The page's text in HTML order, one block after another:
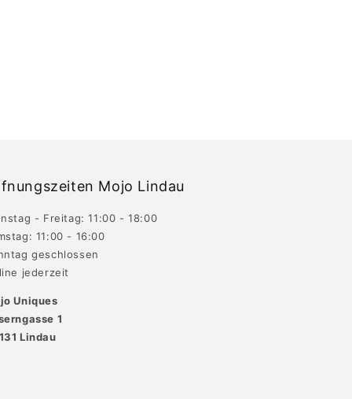
Mojo Lindau
- Freitag: 11:00 - 18:00
11:00 - 16:00
geschlossen
jederzeit
Uniques
1
Lindau